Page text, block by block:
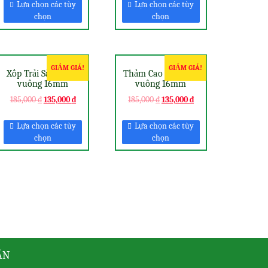
Lựa chọn các tùy
chọn
Lựa chọn các tùy
chọn
GIẢM GIÁ!
Xốp Trải Sàn 1 mét
vuông 16mm
185,000₫135,000₫
Lựa chọn các tùy
chọn
GIẢM GIÁ!
Thảm Cao Su 1 mét
vuông 16mm
185,000₫135,000₫
Lựa chọn các tùy
chọn